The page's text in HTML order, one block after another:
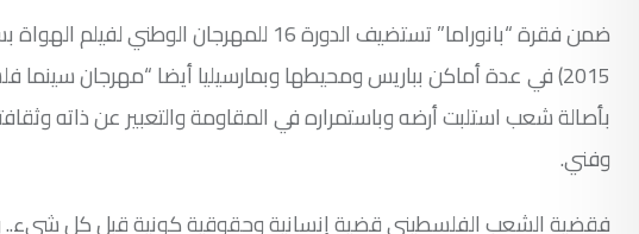
ضمن فقرة “بانوراما” تستضيف الدورة 16
2015) في عدة أماكن بباريس ومحيطها وبمارسيليا أيضا “مهرجان
بأصالة شعب استلبت أرضه وباستمراره في المقاومة والتعبير عن ذاته
وفني.
فقضية الشعب الفلسطيني قضية إنسانية وحقوقية كونية قبل كل شيء..